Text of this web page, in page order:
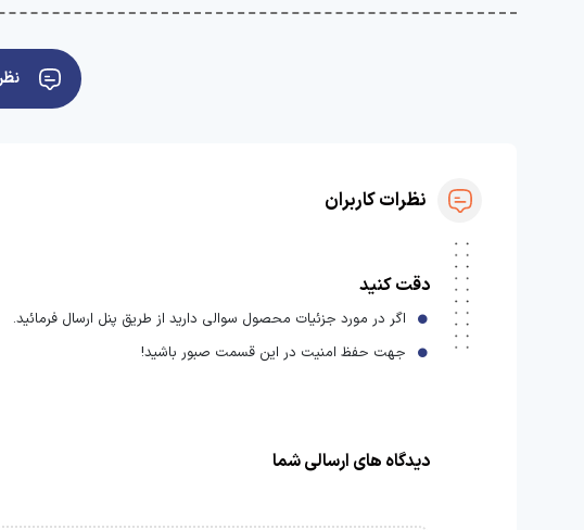
نظرات کاربران
دقت کنید
اگر در مورد جزئیات محصول سوالی دارید از طریق پنل ارسال فرمائید.
جهت حفظ امنیت در این قسمت صبور باشید!
دیدگاه های ارسالی شما